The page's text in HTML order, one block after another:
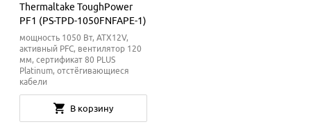
Thermaltake ToughPower
PF1 (PS-TPD-1050FNFAPE-1)
мощность 1050 Вт, ATX12V,
активный PFC, вентилятор 120
мм, cертификат 80 PLUS
Platinum, отстёгивающиеся
кабели
В корзину